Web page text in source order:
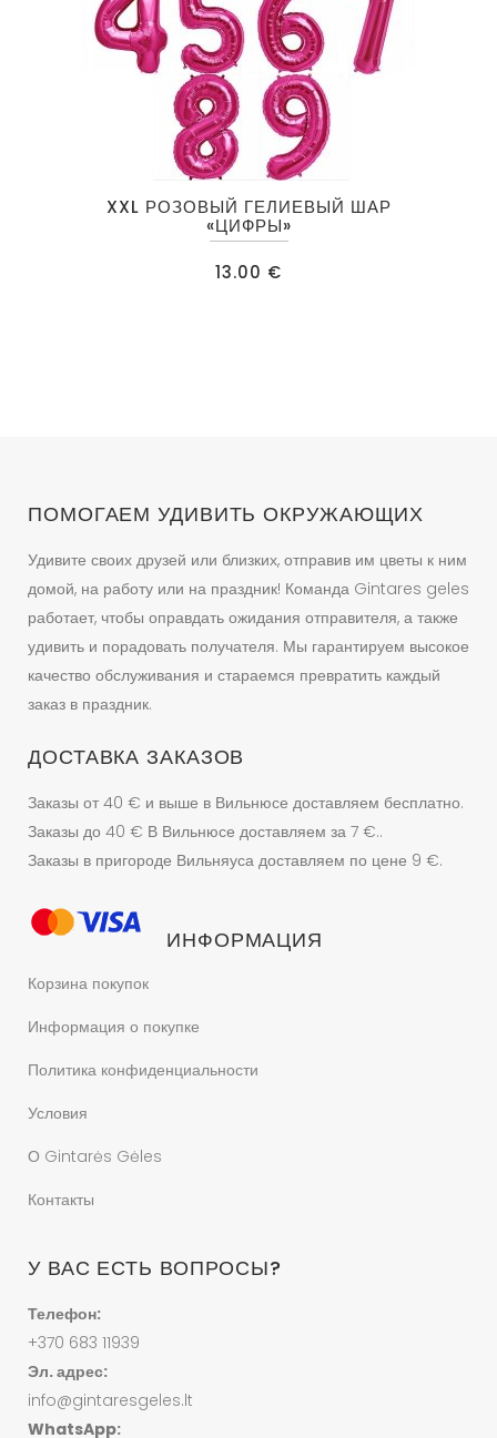
XXL РОЗОВЫЙ ГЕЛИЕВЫЙ ШАР
«ЦИФРЫ»
13.00 €
ПОМОГАЕМ УДИВИТЬ ОКРУЖАЮЩИХ
Удивите своих друзей или близких, отправив им цветы к ним
домой, на работу или на праздник! Команда Gintares geles
работает, чтобы оправдать ожидания отправителя, а также
удивить и порадовать получателя. Мы гарантируем высокое
качество обслуживания и стараемся превратить каждый
заказ в праздник.
ДОСТАВКА ЗАКАЗОВ
Заказы от 40 € и выше в Вильнюсе доставляем бесплатно.
Заказы до 40 € В Вильнюсе доставляем за 7 €..
Заказы в пригороде Вильняуса доставляем по цене 9 €.
ИНФОРМАЦИЯ
Корзина покупок
Информация о покупке
Политика конфиденциальности
Условия
О Gintarės Gėles
Контакты
У ВАС ЕСТЬ ВОПРОСЫ?
Телефон:
+370 683 11939
Эл. адрес:
info@gintaresgeles.lt
WhatsApp: